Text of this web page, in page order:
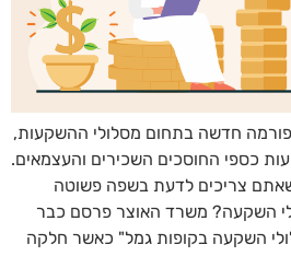
רפורמה חדשה בתחום מסלולי ההשקעות,
כספי החוסכים השכירים והעצמאים.
צריכים לדעת בשפה פשוטה
השקעה? משרד האוצר פרסם כבר
"מסלולי השקעה בקופות גמל" כאשר חלקה